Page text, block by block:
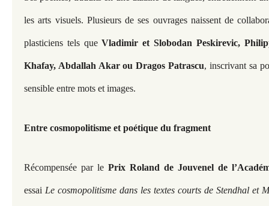
les arts visuels. Plusieurs de ses ouvrages naissent de
plasticiens tels queVladimir et Slobodan Peskirevic,
Khafay, Abdallah Akar ou Dragos Patrascu, inscrivant sa
sensible entre mots et images.
Entre cosmopolitisme et poétique du fragment
Récompensée par le Prix Roland de Jouvenel de
essai Le cosmopolitisme dans les textes courts de Stendhal et